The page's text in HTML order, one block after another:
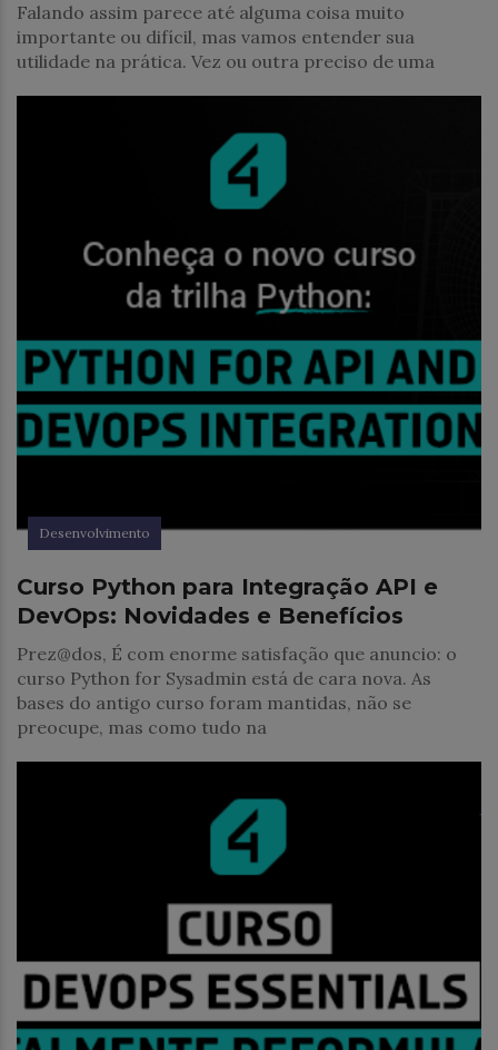
Falando assim parece até alguma coisa muito
importante ou difícil, mas vamos entender sua
utilidade na prática. Vez ou outra preciso de uma
Desenvolvimento
Curso Python para Integração API e
DevOps: Novidades e Benefícios
Prez@dos, É com enorme satisfação que anuncio: o
curso Python for Sysadmin está de cara nova. As
bases do antigo curso foram mantidas, não se
preocupe, mas como tudo na